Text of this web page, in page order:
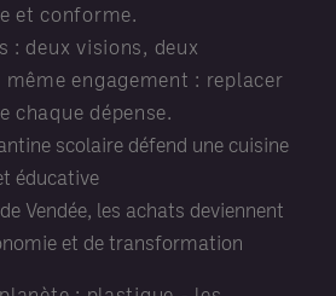
et conforme.
: deux visions, deux
engagement : replacer
chaque dépense.
scolaire défend une cuisine
éducative
Vendée, les achats deviennent
et de transformation